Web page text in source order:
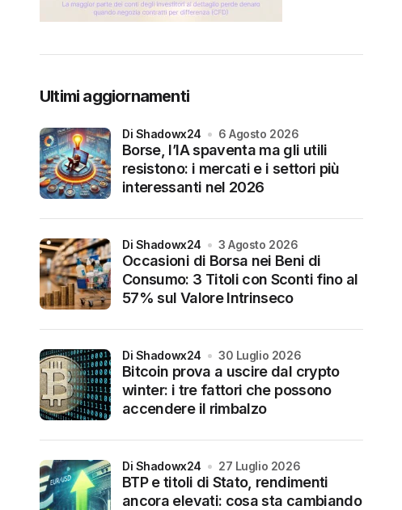
Ultimi aggiornamenti
Borse, l’IA spaventa ma gli utili
resistono: i mercati e i settori più
interessanti nel 2026
di Shadowx24 6 Agosto 2026
Occasioni di Borsa nei Beni di
Consumo: 3 Titoli con Sconti fino al
57% sul Valore Intrinseco
di Shadowx24 3 Agosto 2026
Bitcoin prova a uscire dal crypto
winter: i tre fattori che possono
accendere il rimbalzo
di Shadowx24 30 Luglio 2026
BTP e titoli di Stato, rendimenti
ancora elevati: cosa sta cambiando
di Shadowx24 27 Luglio 2026